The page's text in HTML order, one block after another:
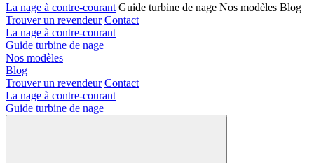
La nage à contre-courant Guide turbine de nage Nos modèles Blog
Trouver un revendeur Contact
La nage à contre-courant
Guide turbine de nage
Nos modèles
Blog
Trouver un revendeur Contact
La nage à contre-courant
Guide turbine de nage